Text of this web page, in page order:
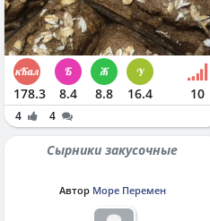
178.3 8.4 8.8 16.4 10
4 4
Сырники закусочные
Автор Море Перемен